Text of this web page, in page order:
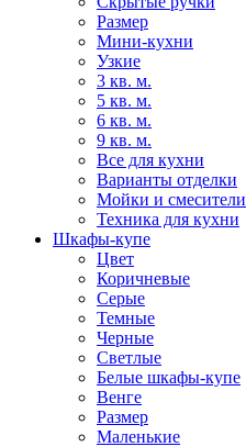
Размер
Мини-кухни
Узкие
3 кв. м.
5 кв. м.
6 кв. м.
9 кв. м.
Все для кухни
Варианты отделки
Мойки и смесители
Техника для кухни
Шкафы-купе
Цвет
Коричневые
Серые
Темные
Черные
Светлые
Белые шкафы-купе
Венге
Размер
Маленькие